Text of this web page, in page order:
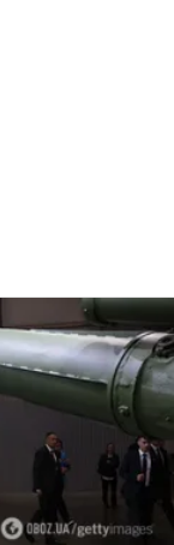
а Трамп
Україні?
вкрай
загибель